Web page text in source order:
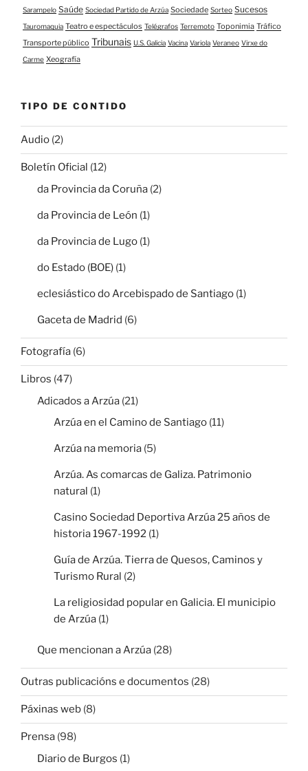
Sarampelo Saúde Sociedad Partido de Arzúa Sociedade Sorteo Sucesos
Tauromaquia Teatro e espectáculos Telégrafos Terremoto Toponimia Tráfico
Transporte público Tribunais U.S. Galicia Vacina Variola Veraneo Virxe do
Carme Xeografía
TIPO DE CONTIDO
Audio (2)
Boletín Oficial (12)
da Provincia da Coruña (2)
da Provincia de León (1)
da Provincia de Lugo (1)
do Estado (BOE) (1)
eclesiástico do Arcebispado de Santiago (1)
Gaceta de Madrid (6)
Fotografía (6)
Libros (47)
Adicados a Arzúa (21)
Arzúa en el Camino de Santiago (11)
Arzúa na memoria (5)
Arzúa. As comarcas de Galiza. Patrimonio
natural (1)
Casino Sociedad Deportiva Arzúa 25 años de
historia 1967-1992 (1)
Guía de Arzúa. Tierra de Quesos, Caminos y
Turismo Rural (2)
La religiosidad popular en Galicia. El municipio
de Arzúa (1)
Que mencionan a Arzúa (28)
Outras publicacións e documentos (28)
Páxinas web (8)
Prensa (98)
Diario de Burgos (1)